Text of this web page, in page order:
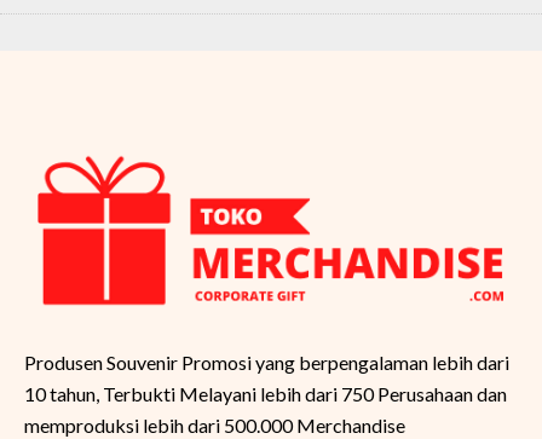
Produsen Souvenir Promosi yang berpengalaman lebih dari
10 tahun, Terbukti Melayani lebih dari 750 Perusahaan dan
memproduksi lebih dari 500.000 Merchandise